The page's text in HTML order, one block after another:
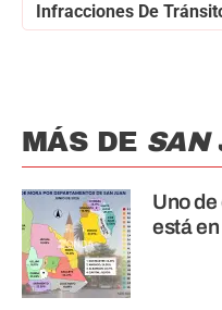
Infracciones De
MÁS DE SAN
Uno
está